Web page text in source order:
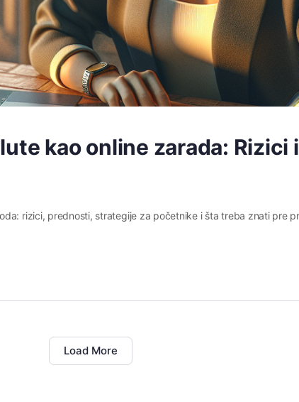
kao online zarada: Rizici i
rizici, prednosti, strategije za početnike i šta treba znati pre
Load More